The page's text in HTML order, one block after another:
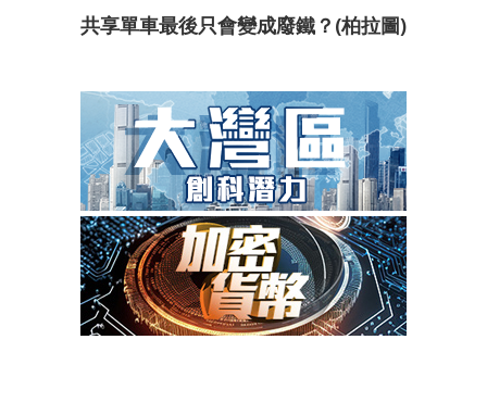
共享單車最後只會變成廢鐵？(柏拉圖)